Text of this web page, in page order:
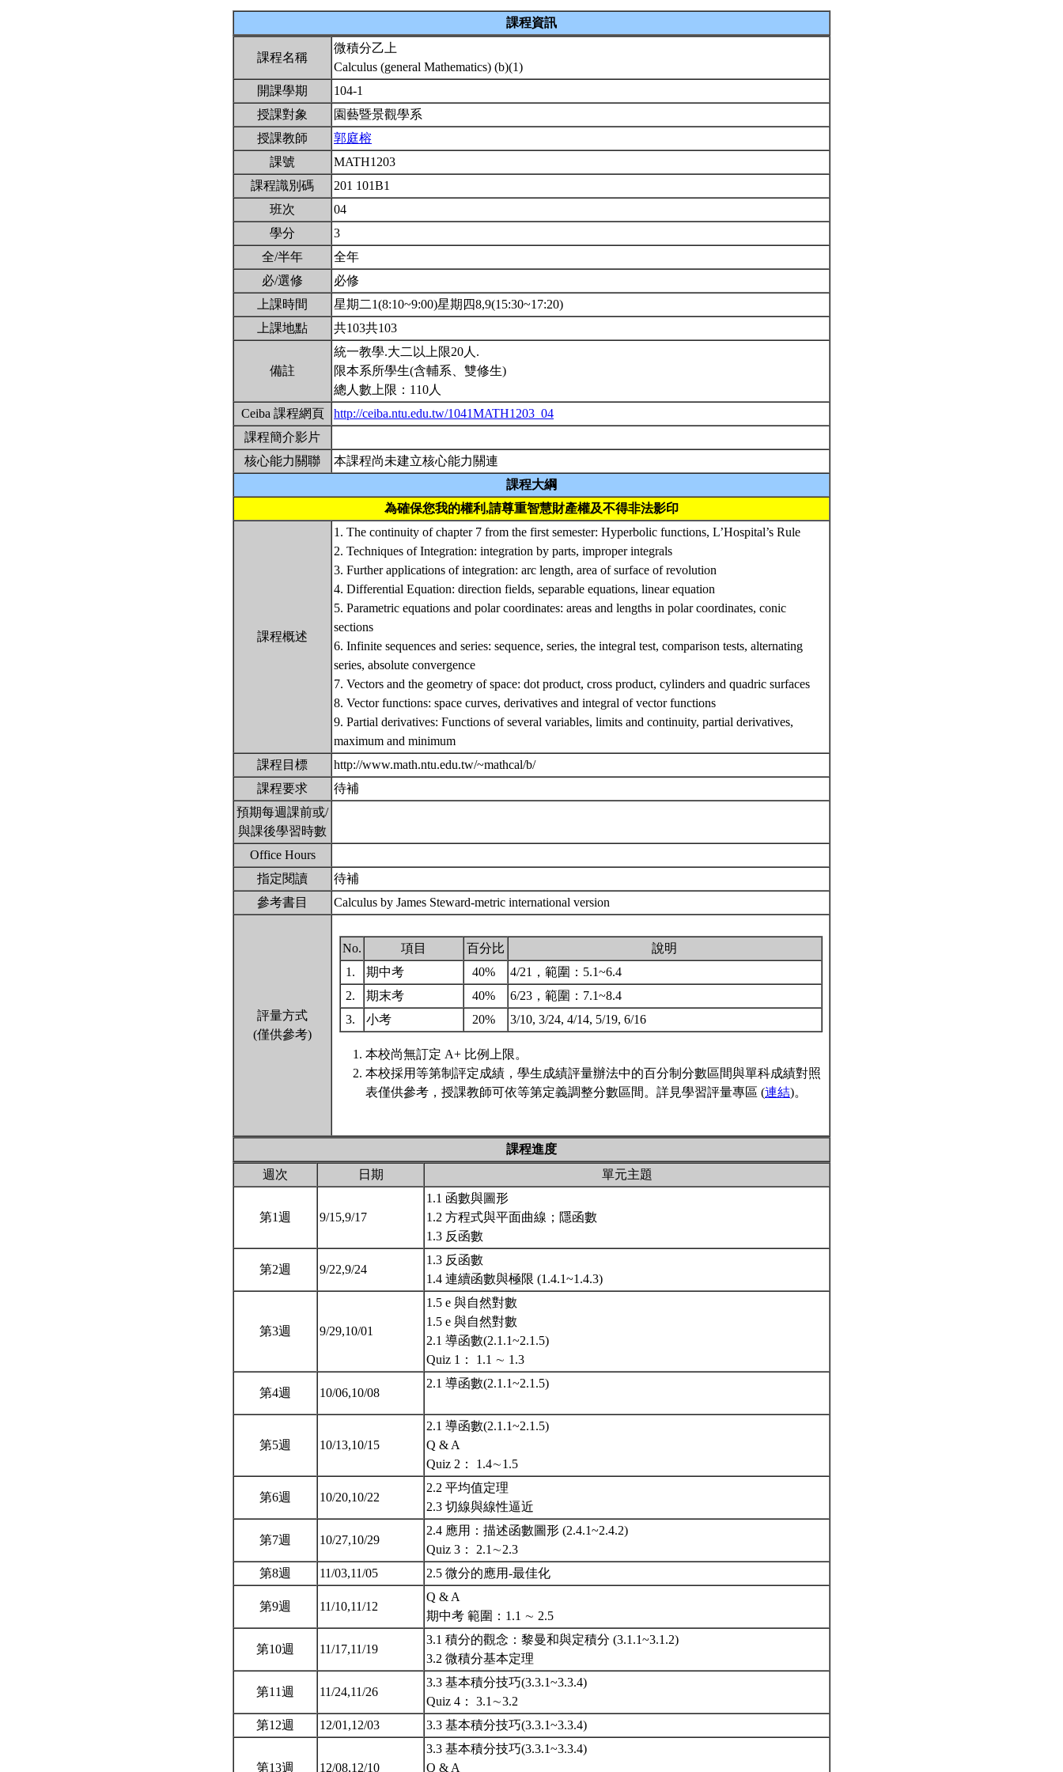
課程資訊
課程名稱
微積分乙上
Calculus (general Mathematics) (b)(1)
開課學期
104-1
授課對象
園藝暨景觀學系
授課教師
郭庭榕
課號
MATH1203
課程識別碼
201 101B1
班次
04
學分
3
全/半年
全年
必/選修
必修
上課時間
星期二1(8:10~9:00)星期四8,9(15:30~17:20)
上課地點
共103共103
備註
統一教學.大二以上限20人.
限本系所學生(含輔系、雙修生)
總人數上限：110人
Ceiba 課程網頁
http://ceiba.ntu.edu.tw/1041MATH1203_04
課程簡介影片
核心能力關聯
本課程尚未建立核心能力關連
課程大綱
為確保您我的權利,請尊重智慧財產權及不得非法影印
課程概述
1. The continuity of chapter 7 from the first semester: Hyperbolic functions, L’Hospital’s Rule
2. Techniques of Integration: integration by parts, improper integrals
3. Further applications of integration: arc length, area of surface of revolution
4. Differential Equation: direction fields, separable equations, linear equation
5. Parametric equations and polar coordinates: areas and lengths in polar coordinates, conic
sections
6. Infinite sequences and series: sequence, series, the integral test, comparison tests, alternating
series, absolute convergence
7. Vectors and the geometry of space: dot product, cross product, cylinders and quadric surfaces
8. Vector functions: space curves, derivatives and integral of vector functions
9. Partial derivatives: Functions of several variables, limits and continuity, partial derivatives,
maximum and minimum
課程目標
http://www.math.ntu.edu.tw/~mathcal/b/
課程要求
待補
預期每週課前或/
與課後學習時數
Office Hours
指定閱讀
待補
參考書目
Calculus by James Steward-metric international version
評量方式
(僅供參考)
No. 項目 百分比
說明
1.
期中考 40%
4/21，範圍：5.1~6.4
2.
期末考 40%
6/23，範圍：7.1~8.4
3.
小考 20% 3/10, 3/24, 4/14, 5/19, 6/16
本校尚無訂定 A+ 比例上限。
本校採用等第制評定成績，學生成績評量辦法中的百分制分數區間與單科成績對照
表僅供參考，授課教師可依等第定義調整分數區間。詳見學習評量專區 (連結)。
課程進度
週次
日期 單元主題
第1週 9/15,9/17
1.1 函數與圖形
1.2 方程式與平面曲線；隱函數
1.3 反函數
第2週 9/22,9/24
1.3 反函數
1.4 連續函數與極限 (1.4.1~1.4.3)
第3週 9/29,10/01
1.5 e 與自然對數
1.5 e 與自然對數
2.1 導函數(2.1.1~2.1.5)
Quiz 1： 1.1 ∼ 1.3
第4週 10/06,10/08
2.1 導函數(2.1.1~2.1.5)
第5週 10/13,10/15
2.1 導函數(2.1.1~2.1.5)
Q & A
Quiz 2： 1.4∼1.5
第6週 10/20,10/22
2.2 平均值定理
2.3 切線與線性逼近
第7週 10/27,10/29
2.4 應用：描述函數圖形 (2.4.1~2.4.2)
Quiz 3： 2.1∼2.3
第8週
11/03,11/05 2.5 微分的應用-最佳化
第9週 11/10,11/12
Q & A
期中考 範圍：1.1 ∼ 2.5
第10週 11/17,11/19
3.1 積分的觀念：黎曼和與定積分 (3.1.1~3.1.2)
3.2 微積分基本定理
第11週 11/24,11/26
3.3 基本積分技巧(3.3.1~3.3.4)
Quiz 4： 3.1∼3.2
第12週
12/01,12/03 3.3 基本積分技巧(3.3.1~3.3.4)
第13週 12/08,12/10
3.3 基本積分技巧(3.3.1~3.3.4)
Q & A